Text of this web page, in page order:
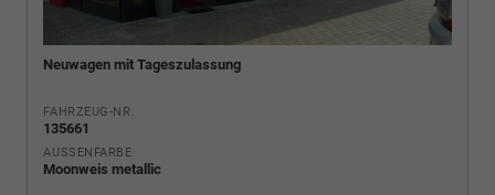
Neuwagen mit Tageszulassung
FAHRZEUG-NR.
135661
AUSSENFARBE
Moonweis metallic